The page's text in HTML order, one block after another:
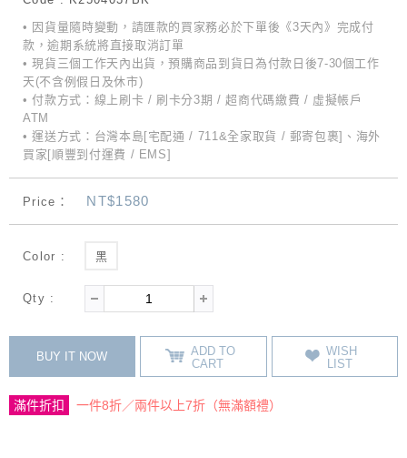
• 因貨量隨時變動，請匯款的買家務必於下單後《3天內》完成付
款，逾期系統將直接取消訂單
• 現貨三個工作天內出貨，預購商品到貨日為付款日後7-30個工作
天(不含例假日及休市)
• 付款方式：線上刷卡 / 刷卡分3期 / 超商代碼繳費 / 虛擬帳戶
ATM
• 運送方式：台灣本島[宅配通 / 711&全家取貨 / 郵寄包裹]、海外
買家[順豐到付運費 / EMS]
Price： NT$1580
Color : 黑
Qty :
BUY IT NOW
ADD TO
CART
WISH
LIST
滿件折扣 一件8折／兩件以上7折（無滿額禮）